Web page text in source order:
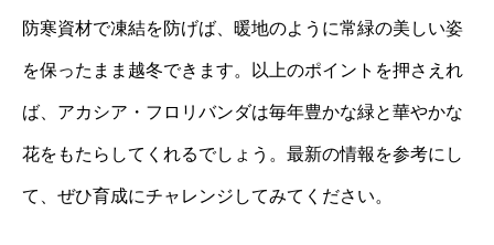
防寒資材で凍結を防げば、暖地のように常緑の美しい姿
を保ったまま越冬できます。以上のポイントを押さえれ
ば、アカシア・フロリバンダは毎年豊かな緑と華やかな
花をもたらしてくれるでしょう。最新の情報を参考にし
て、ぜひ育成にチャレンジしてみてください。